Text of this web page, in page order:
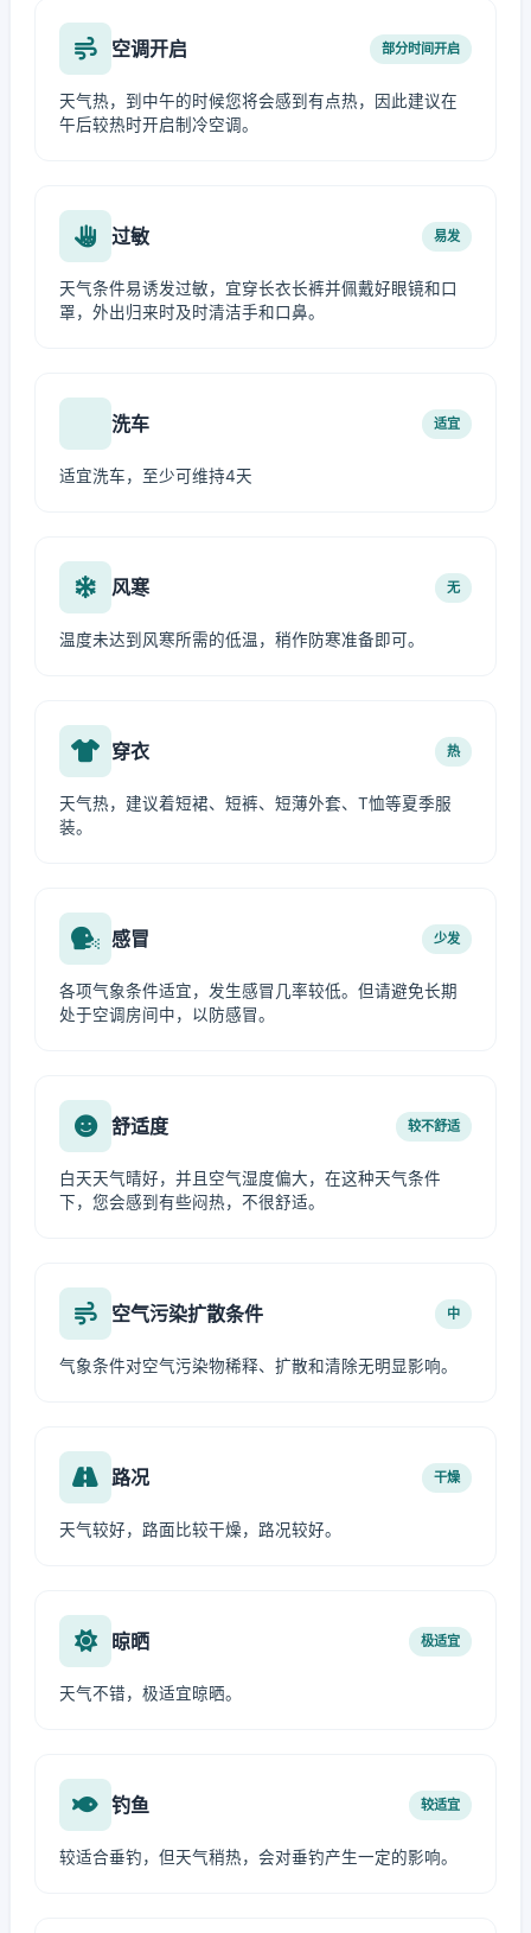
空调开启 部分时间开启
天气热，到中午的时候您将会感到有点热，因此建议在
午后较热时开启制冷空调。
过敏 易发
天气条件易诱发过敏，宜穿长衣长裤并佩戴好眼镜和口
罩，外出归来时及时清洁手和口鼻。
洗车 适宜
适宜洗车，至少可维持4天
风寒 无
温度未达到风寒所需的低温，稍作防寒准备即可。
穿衣 热
天气热，建议着短裙、短裤、短薄外套、T恤等夏季服
装。
感冒 少发
各项气象条件适宜，发生感冒几率较低。但请避免长期
处于空调房间中，以防感冒。
舒适度 较不舒适
白天天气晴好，并且空气湿度偏大，在这种天气条件
下，您会感到有些闷热，不很舒适。
空气污染扩散条件 中
气象条件对空气污染物稀释、扩散和清除无明显影响。
路况 干燥
天气较好，路面比较干燥，路况较好。
晾晒 极适宜
天气不错，极适宜晾晒。
钓鱼 较适宜
较适合垂钓，但天气稍热，会对垂钓产生一定的影响。